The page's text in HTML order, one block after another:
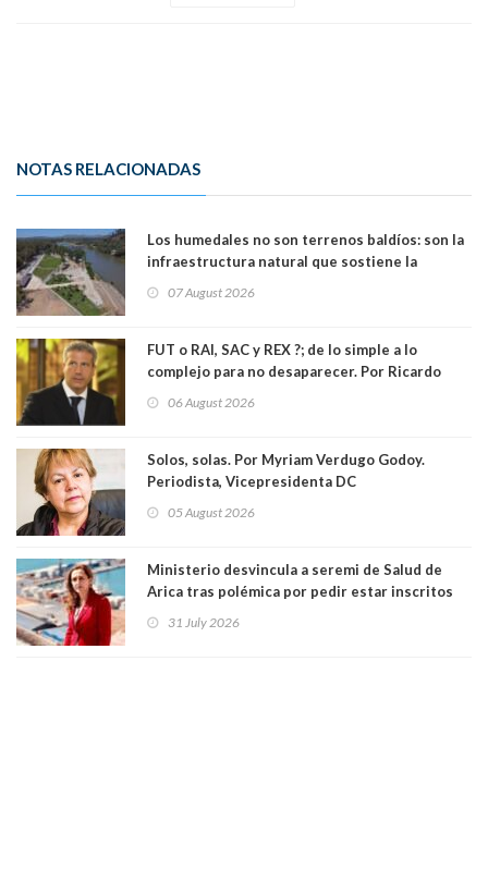
NOTAS RELACIONADAS
Los humedales no son terrenos baldíos: son la
infraestructura natural que sostiene la
07 August 2026
FUT o RAI, SAC y REX ?; de lo simple a lo
complejo para no desaparecer. Por Ricardo
06 August 2026
Solos, solas. Por Myriam Verdugo Godoy.
Periodista, Vicepresidenta DC
05 August 2026
Ministerio desvincula a seremi de Salud de
Arica tras polémica por pedir estar inscritos
Ya son 29 seremis despedidos desde el 11 de
31 July 2026